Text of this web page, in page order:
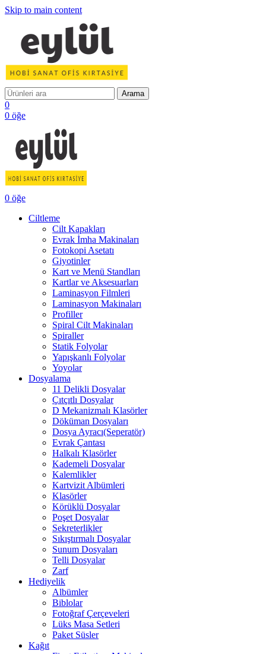
Skip to main content
Arama
0
0 öğe
0 öğe
Ciltleme
Cilt Kapakları
Evrak İmha Makinaları
Fotokopi Asetatı
Giyotinler
Kart ve Menü Standları
Kartlar ve Aksesuarları
Laminasyon Filmleri
Laminasyon Makinaları
Profiller
Spiral Cilt Makinaları
Spiraller
Statik Folyolar
Yapışkanlı Folyolar
Yoyolar
Dosyalama
11 Delikli Dosyalar
Çıtçıtlı Dosyalar
D Mekanizmalı Klasörler
Döküman Dosyaları
Dosya Ayracı(Seperatör)
Evrak Çantası
Halkalı Klasörler
Kademeli Dosyalar
Kalemlikler
Kartvizit Albümleri
Klasörler
Körüklü Dosyalar
Poşet Dosyalar
Sekreterlikler
Sıkıştırmalı Dosyalar
Sunum Dosyaları
Telli Dosyalar
Zarf
Hediyelik
Albümler
Biblolar
Fotoğraf Çerçeveleri
Lüks Masa Setleri
Paket Süsler
Kağıt